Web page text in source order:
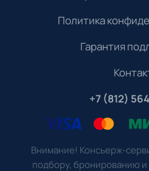
Политика
Гарантия
+7 (812)
Внимание! Консьерж-
подбору, бронированию и